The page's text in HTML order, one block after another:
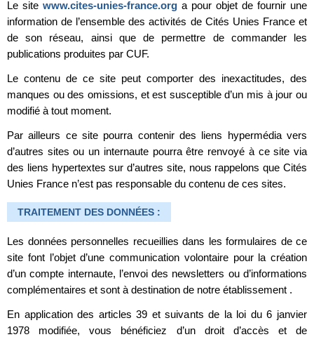
Le site www.cites-unies-france.org a pour objet de fournir une
information de l’ensemble des activités de Cités Unies France et
de son réseau, ainsi que de permettre de commander les
publications produites par CUF.
Le contenu de ce site peut comporter des inexactitudes, des
manques ou des omissions, et est susceptible d’un mis à jour ou
modifié à tout moment.
Par ailleurs ce site pourra contenir des liens hypermédia vers
d’autres sites ou un internaute pourra être renvoyé à ce site via
des liens hypertextes sur d’autres site, nous rappelons que Cités
Unies France n’est pas responsable du contenu de ces sites.
TRAITEMENT DES DONNÉES :
Les données personnelles recueillies dans les formulaires de ce
site font l’objet d’une communication volontaire pour la création
d’un compte internaute, l’envoi des newsletters ou d’informations
complémentaires et sont à destination de notre établissement .
En application des articles 39 et suivants de la loi du 6 janvier
1978 modifiée, vous bénéficiez d’un droit d’accès et de